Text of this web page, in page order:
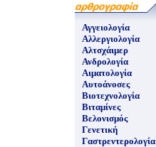
Αγγειολογία
Αλλεργιολογία
Αλτσχάιμερ
Ανδρολογία
Αιματολογία
Αυτοάνοσες
Βιοτεχνολογία
Βιταμίνες
Βελονισμός
Γενετική
Γαστρεντερολογία